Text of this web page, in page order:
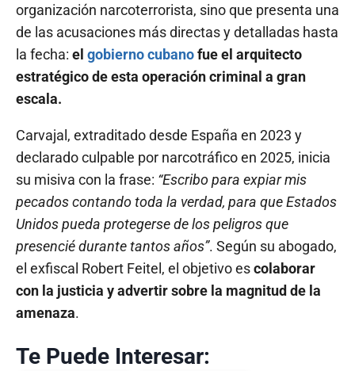
organización narcoterrorista, sino que presenta una
de las acusaciones más directas y detalladas hasta
la fecha: el gobierno cubanofue el arquitecto
estratégico de esta operación criminal a gran
escala.
Carvajal, extraditado desde España en 2023 y
declarado culpable por narcotráfico en 2025, inicia
su misiva con la frase: “Escribo para expiar mis
pecados contando toda la verdad, para que Estados
Unidos pueda protegerse de los peligros que
presencié durante tantos años”. Según su abogado,
el exfiscal Robert Feitel, el objetivo escolaborar
con la justicia y advertir sobre la magnitud de la
amenaza.
Te Puede Interesar: